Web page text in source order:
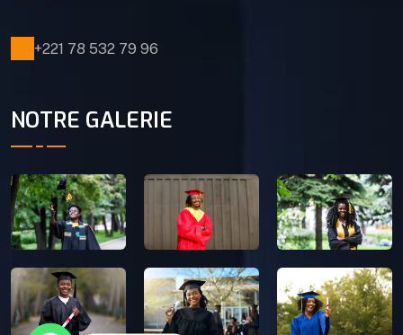
+221 78 532 79 96
NOTRE GALERIE